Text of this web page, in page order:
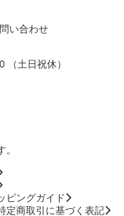
い合わせ
土日祝休）
ピングガイド
定商取引に基づく表記